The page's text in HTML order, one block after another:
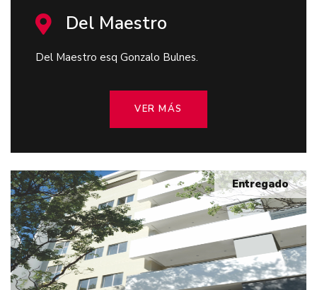
Del Maestro
Del Maestro esq Gonzalo Bulnes.
VER MÁS
Entregado